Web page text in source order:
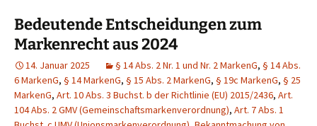
Bedeutende Entscheidungen zum
Markenrecht aus 2024
14. Januar 2025 § 14 Abs. 2 Nr. 1 und Nr. 2 MarkenG, § 14 Abs.
6 MarkenG, § 14 MarkenG, § 15 Abs. 2 MarkenG, § 19c MarkenG, § 25
MarkenG, Art. 10 Abs. 3 Buchst. b der Richtlinie (EU) 2015/2436, Art.
104 Abs. 2 GMV (Gemeinschaftsmarkenverordnung), Art. 7 Abs. 1